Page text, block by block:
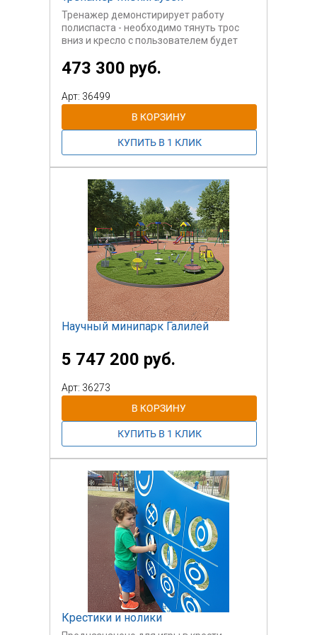
Тренажер демонстирирует работу
полиспаста - необходимо тянуть трос
вниз и кресло с пользователем будет
473 300 руб.
Арт: 36499
Научный минипарк Галилей
5 747 200 руб.
Арт: 36273
Крестики и нолики